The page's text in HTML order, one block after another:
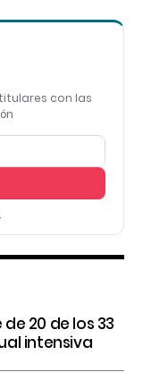
con las
20 de los 33
intensiva